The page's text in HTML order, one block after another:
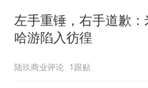
左手重锤，右手道歉：
哈游陷入彷徨
陆玖商业评论 1跟贴